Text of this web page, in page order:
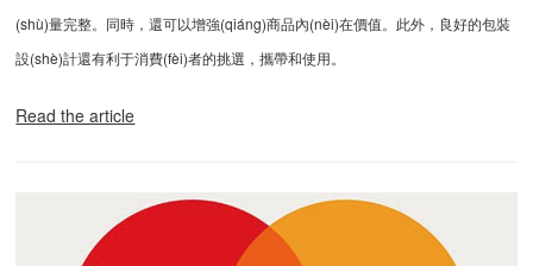
(shù)量完整。同時，還可以增強(qiáng)商品內(nèi)在價值。此外，良好的包裝
設(shè)計還有利于消費(fèi)者的挑選，攜帶和使用。
Read the article